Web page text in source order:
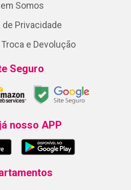
Somos
de Privacidade
e Devolução
Seguro
nosso APP